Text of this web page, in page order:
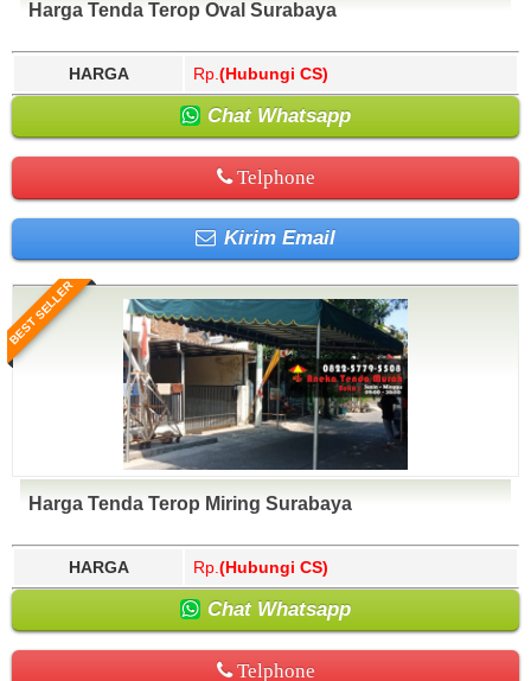
Harga Tenda Terop Oval Surabaya
HARGA Rp. (Hubungi CS)
Chat Whatsapp
Telphone
Kirim Email
BEST SELLER
Harga Tenda Terop Miring Surabaya
HARGA Rp. (Hubungi CS)
Chat Whatsapp
Telphone